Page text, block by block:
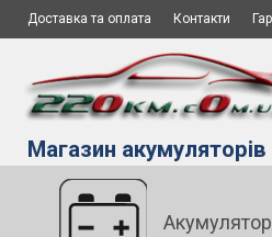
Доставка та оплата Контакти
Магазин акумуляторів